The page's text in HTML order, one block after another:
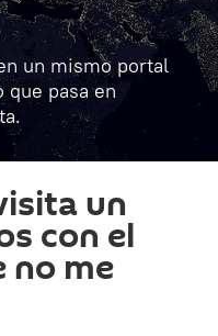
un mismo portal
pasa en
un
con el
no me